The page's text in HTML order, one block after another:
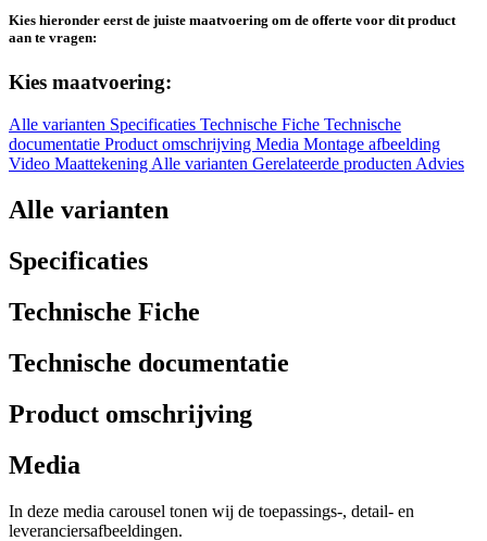
Kies hieronder eerst de juiste maatvoering om de offerte voor dit product
aan te vragen:
Kies maatvoering:
Alle varianten Specificaties Technische Fiche Technische
documentatie Product omschrijving Media Montage afbeelding
Video Maattekening Alle varianten Gerelateerde producten Advies
Alle varianten
Specificaties
Technische Fiche
Technische documentatie
Product omschrijving
Media
In deze media carousel tonen wij de toepassings-, detail- en
leveranciersafbeeldingen.